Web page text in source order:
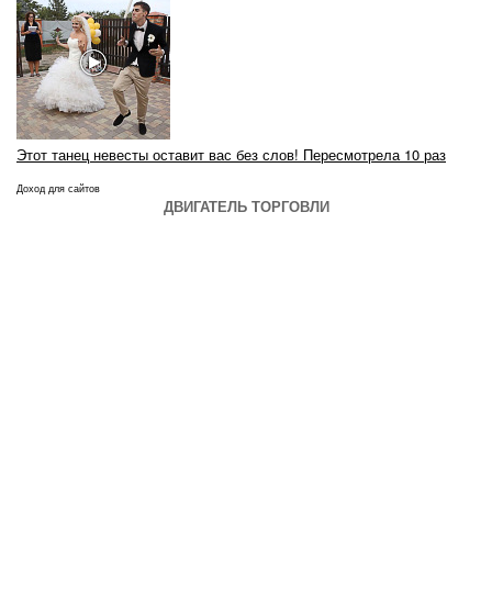
Этот танец невесты оставит вас без слов! Пересмотрела 10 раз
Доход для сайтов
ДВИГАТЕЛЬ ТОРГОВЛИ